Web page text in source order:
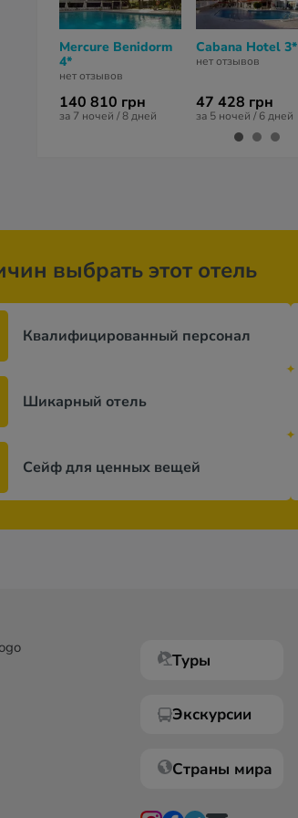
Mercure Benidorm
4*
нет отзывов
140 810 грн
за 7 ночей / 8 дней
Cabana Hotel 3*
нет отзывов
47 428 грн
за 5 ночей / 6 дней
выбрать этот отель
Квалифицированный персонал
Шикарный отель
Сейф для ценных вещей
Туры
Экскурсии
Страны мира